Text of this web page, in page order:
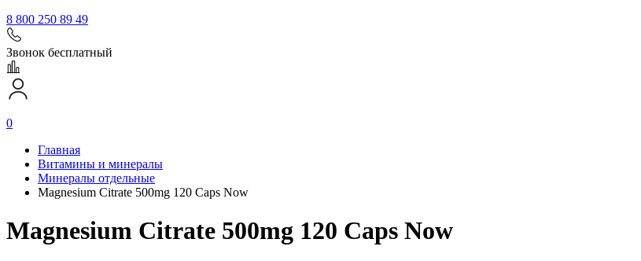
8 800 250 89 49
Звонок бесплатный
0
Главная
Витамины и минералы
Минералы отдельные
Magnesium Citrate 500mg 120 Caps Now
Magnesium Citrate 500mg 120 Caps Now